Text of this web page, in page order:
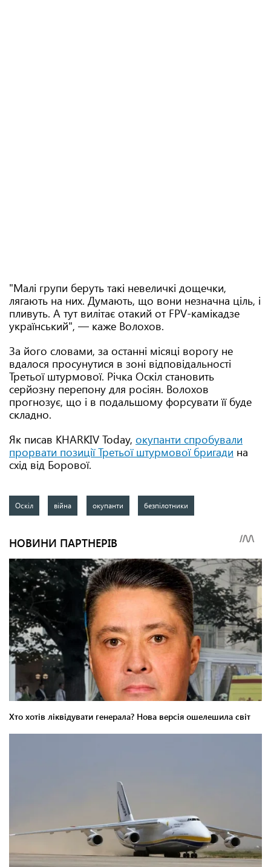
"Малі групи беруть такі невеличкі дощечки,
лягають на них. Думають, що вони незначна ціль, і
пливуть. А тут вилітає отакий от FPV-камікадзе
український", — каже Волохов.
За його словами, за останні місяці ворогу не
вдалося просунутися в зоні відповідальності
Третьої штурмової. Річка Оскіл становить
серйозну перепону для росіян. Волохов
прогнозує, що і в подальшому форсувати її буде
складно.
Як писав KHARKIV Today, окупанти спробували
прорвати позиції Третьої штурмової бригади на
схід від Борової.
Оскіл війна окупанти безпілотники